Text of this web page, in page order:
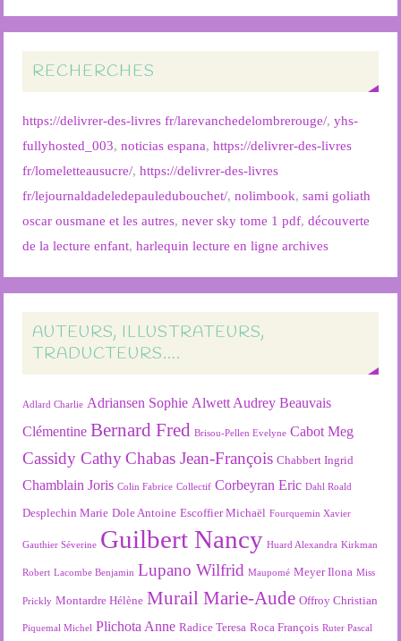
RECHERCHES
https://delivrer-des-livres fr/larevanchedelombrerouge/,yhs-
fullyhosted_003,noticias espana,https://delivrer-des-livres
fr/lomeletteausucre/,https://delivrer-des-livres
fr/lejournaldadeledepauledubouchet/,nolimbook,sami goliath
oscar ousmane et les autres,never sky tome 1 pdf,découverte
de la lecture enfant,harlequin lecture en ligne archives
AUTEURS, ILLUSTRATEURS,
TRADUCTEURS….
Adlard Charlie Adriansen Sophie Alwett Audrey Beauvais
Clémentine Bernard Fred Brisou-Pellen Evelyne Cabot Meg
Cassidy Cathy Chabas Jean-François Chabbert Ingrid
Chamblain Joris Colin Fabrice Collectif Corbeyran Eric Dahl Roald
Desplechin Marie Dole Antoine Escoffier Michaël Fourquemin Xavier
Gauthier Séverine Guilbert Nancy Huard Alexandra Kirkman
Robert Lacombe Benjamin Lupano Wilfrid Maupomé Meyer Ilona Miss
Prickly Montardre Hélène Murail Marie-Aude Offroy Christian
Piquemal Michel Plichota Anne Radice Teresa Roca François Ruter Pascal